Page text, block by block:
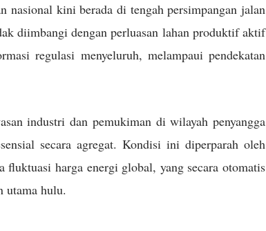
nasional kini berada di tengah persimpangan jalan
diimbangi dengan perluasan lahan produktif aktif
regulasi menyeluruh, melampaui pendekatan
industri dan pemukiman di wilayah penyangga
secara agregat. Kondisi ini diperparah oleh
harga energi global, yang secara otomatis
utama hulu.